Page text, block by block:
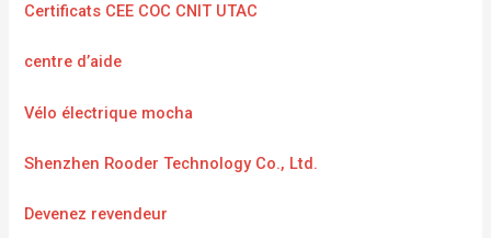
Certificats CEE COC CNIT UTAC
centre d’aide
Vélo électrique mocha
Shenzhen Rooder Technology Co., Ltd.
Devenez revendeur